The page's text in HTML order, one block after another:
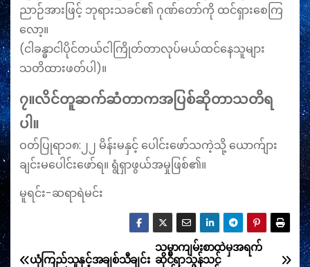
ညာဉ်​အား​ဖြင့် ဘု​ရား​သ​ခင်၏ ဂုဏ်​တော်​ကို ထင်​ရှား​စေ​ကြ​
လော့။
(ငါခန္ဓာငါပိုင်တယ်ငါကြိုတ်တာလုပ်မယ်ထင်နေသူများ
သတိထားဖတ်ပါ)။
၇။လိင်တူဆက်ဆံတာကအပြစ်ဆိုတာသတိရ
ပါ။
ဝတ်ပြုရာ၁၈:၂၂ မိန်းမနှင့် ပေါင်းဖော်သကဲ့သို့ ယောက်ျား
ချင်းမပေါင်းဖော်ရ။ ရွံရှာဖွယ်အမှုဖြစ်၏။
မူရင်း-ဆရာရဲမင်း
文
သမ္မာကျမ်းစာထဲမှအရက်
ဆိုင်ရာသွန်သင်
ယုံကြည်သူနှင့်အချစ်သီချင်း